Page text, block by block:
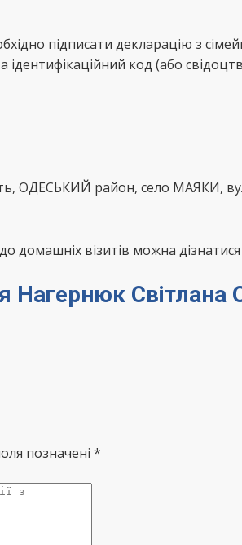
підписати декларацію з
код (або
ОДЕСЬКИЙ район, село МАЯКИ,
візитів можна
Нагернюк Світлана
позначені *